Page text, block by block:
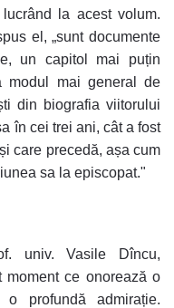
la acest volum.
el, „sunt documente
un capitol mai puțin
modul mai general de
din biografia viitorului
în cei trei ani, cât a fost
care precedă, așa cum
sa la episcopat."
univ. Vasile Dîncu,
moment ce onorează o
profundă admirație.